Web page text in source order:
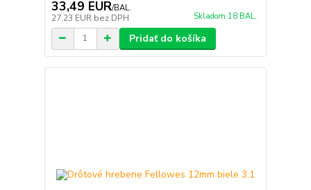
33,49 EUR/BAL.
27,23 EUR bez DPH Skladom 18 BAL.
Pridať do košíka